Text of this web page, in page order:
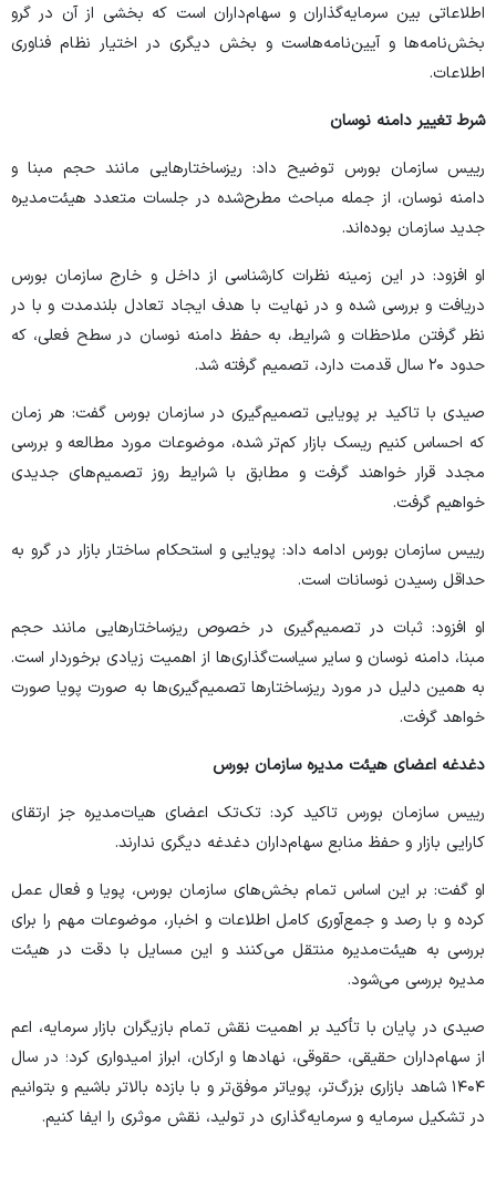
اطلاعاتی بین سرمایه‌گذاران و سهام‌داران است که بخشی از آن در گرو
بخش‌نامه‌ها و آیین‌نامه‌هاست و بخش دیگری در اختیار نظام فناوری
اطلاعات.
شرط تغییر دامنه نوسان
رییس سازمان بورس توضیح داد: ریزساختار‌هایی مانند حجم مبنا و
دامنه نوسان، از جمله مباحث مطرح‌شده در جلسات متعدد هیئت‌مدیره
جدید سازمان بوده‌اند.
او افزود: در این زمینه نظرات کارشناسی از داخل و خارج سازمان بورس
دریافت و بررسی شده و در نهایت با هدف ایجاد تعادل بلندمدت و با در
نظر گرفتن ملاحظات و شرایط، به حفظ دامنه نوسان در سطح فعلی، که
حدود ۲۰ سال قدمت دارد، تصمیم گرفته شد.
صیدی با تاکید بر پویایی تصمیم‌گیری در سازمان بورس گفت: هر زمان
که احساس کنیم ریسک بازار کم‌تر شده، موضوعات مورد مطالعه و بررسی
مجدد قرار خواهند گرفت و مطابق با شرایط روز تصمیم‌های جدیدی
خواهیم گرفت.
رییس سازمان بورس ادامه داد: پویایی و استحکام ساختار بازار در گرو به
حداقل رسیدن نوسانات است.
او افزود: ثبات در تصمیم‌گیری در خصوص ریزساختار‌هایی مانند حجم
مبنا، دامنه نوسان و سایر سیاست‌گذاری‌ها از اهمیت زیادی برخوردار است.
به همین دلیل در مورد ریزساختار‌ها تصمیم‌گیری‌ها به صورت پویا صورت
خواهد گرفت.
دغدغه اعضای هیئت مدیره سازمان بورس
رییس سازمان بورس تاکید کرد: تک‌تک اعضای هیات‌مدیره جز ارتقای
کارایی بازار و حفظ منابع سهام‌داران دغدغه دیگری ندارند.
او گفت: بر این اساس تمام بخش‌های سازمان بورس، پویا و فعال عمل
کرده و با رصد و جمع‌آوری کامل اطلاعات و اخبار، موضوعات مهم را برای
بررسی به هیئت‌مدیره منتقل می‌کنند و این مسایل با دقت در هیئت
مدیره بررسی می‌شود.
صیدی در پایان با تأکید بر اهمیت نقش تمام بازیگران بازار سرمایه، اعم
از سهام‌داران حقیقی، حقوقی، نهاد‌ها و ارکان، ابراز امیدواری کرد؛ در سال
۱۴۰۴ شاهد بازاری بزرگ‌تر، پویاتر موفق‌تر و با بازده بالاتر باشیم و بتوانیم
در تشکیل سرمایه و سرمایه‌گذاری در تولید، نقش موثری را ایفا کنیم.